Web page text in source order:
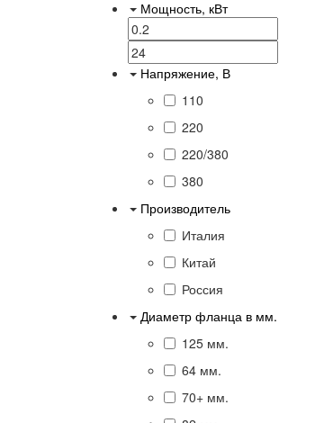
Мощность, кВт
Напряжение, В
110
220
220/380
380
Производитель
Италия
Китай
Россия
Диаметр фланца в мм.
125 мм.
64 мм.
70+ мм.